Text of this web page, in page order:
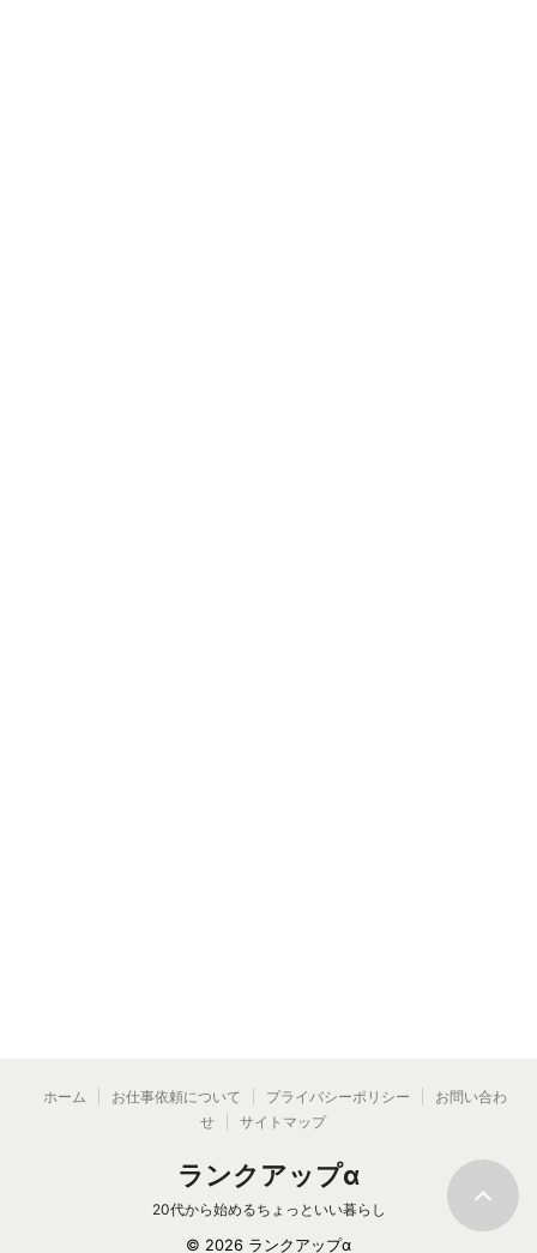
ホーム お仕事依頼について プライバシーポリシー
お問い合わ
せ
サイトマップ
ランクアップα
20代から始めるちょっといい暮らし
© 2026 ランクアップα